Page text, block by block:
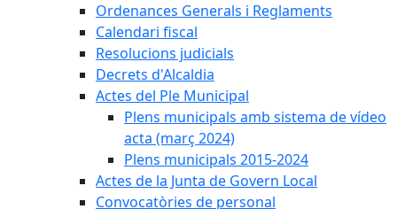
Ordenances Generals i Reglaments
Calendari fiscal
Resolucions judicials
Decrets d'Alcaldia
Actes del Ple Municipal
Plens municipals amb sistema de vídeo
acta (març 2024)
Plens municipals 2015-2024
Actes de la Junta de Govern Local
Convocatòries de personal